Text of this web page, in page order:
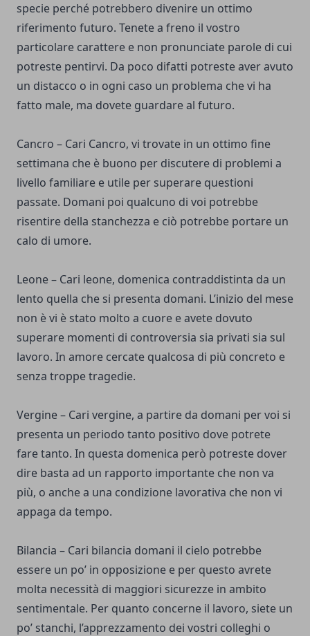
specie perché potrebbero divenire un ottimo
riferimento futuro. Tenete a freno il vostro
particolare carattere e non pronunciate parole di cui
potreste pentirvi. Da poco difatti potreste aver avuto
un distacco o in ogni caso un problema che vi ha
fatto male, ma dovete guardare al futuro.
Cancro – Cari Cancro, vi trovate in un ottimo fine
settimana che è buono per discutere di problemi a
livello familiare e utile per superare questioni
passate. Domani poi qualcuno di voi potrebbe
risentire della stanchezza e ciò potrebbe portare un
calo di umore.
Leone – Cari leone, domenica contraddistinta da un
lento quella che si presenta domani. L’inizio del mese
non è vi è stato molto a cuore e avete dovuto
superare momenti di controversia sia privati sia sul
lavoro. In amore cercate qualcosa di più concreto e
senza troppe tragedie.
Vergine – Cari vergine, a partire da domani per voi si
presenta un periodo tanto positivo dove potrete
fare tanto. In questa domenica però potreste dover
dire basta ad un rapporto importante che non va
più, o anche a una condizione lavorativa che non vi
appaga da tempo.
Bilancia – Cari bilancia domani il cielo potrebbe
essere un po’ in opposizione e per questo avrete
molta necessità di maggiori sicurezze in ambito
sentimentale. Per quanto concerne il lavoro, siete un
po’ stanchi, l’apprezzamento dei vostri colleghi o